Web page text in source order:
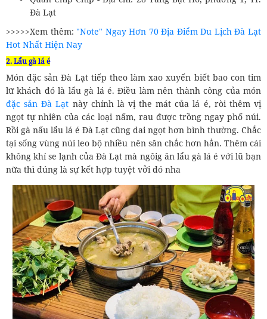
Đà Lạt
>>>>>Xem thêm:"Note" Ngay Hơn 70 Địa Điểm Du Lịch Đà Lạt
Hot Nhất Hiện Nay
2. Lẩu gà lá é
Món đặc sản Đà Lạt tiếp theo làm xao xuyến biết bao con tim
lữ khách đó là lẩu gà lá é. Điều làm nên thành công của món
đặc sản Đà Lạt này chính là vị the mát của lá é, ròi thêm vị
ngọt tự nhiên của các loại nấm, rau được trồng ngay phố núi.
Rồi gà nấu lẩu lá é Đà Lạt cũng dai ngọt hơn bình thường. Chắc
tại sống vùng núi leo bộ nhiều nên săn chắc hơn hẳn. Thêm cái
không khí se lạnh của Đà Lạt mà ngôig ăn lẩu gà lá é với lũ bạn
nữa thì đúng là sự kết hợp tuyệt vởi đó nha